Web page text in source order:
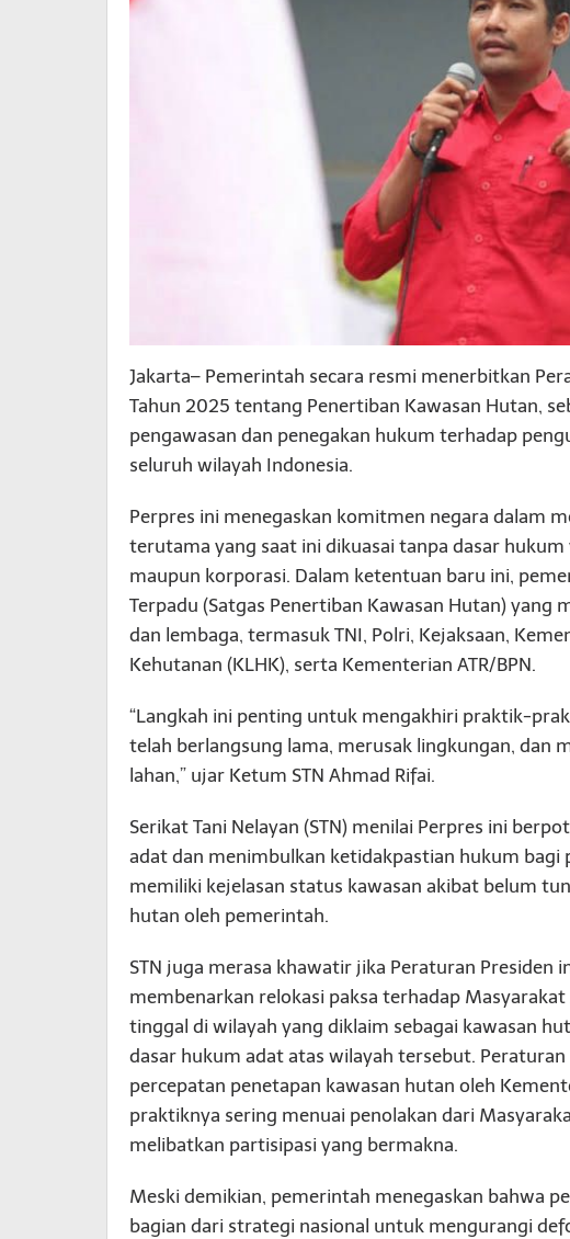
Jakarta– Pemerintah secara resmi menerbitkan
Tahun 2025 tentang Penertiban Kawasan Hutan,
pengawasan dan penegakan hukum terhadap
seluruh wilayah Indonesia.
Perpres ini menegaskan komitmen negara dalam
terutama yang saat ini dikuasai tanpa dasar hukum
maupun korporasi. Dalam ketentuan baru ini,
Terpadu (Satgas Penertiban Kawasan Hutan)
dan lembaga, termasuk TNI, Polri, Kejaksaan,
Kehutanan (KLHK), serta Kementerian ATR/BPN.
“Langkah ini penting untuk mengakhiri praktik-
telah berlangsung lama, merusak lingkungan, dan
lahan,” ujar Ketum STN Ahmad Rifai.
Serikat Tani Nelayan (STN) menilai Perpres ini
adat dan menimbulkan ketidakpastian hukum bagi
memiliki kejelasan status kawasan akibat belum
hutan oleh pemerintah.
STN juga merasa khawatir jika Peraturan
membenarkan relokasi paksa terhadap
tinggal di wilayah yang diklaim sebagai kawasan
dasar hukum adat atas wilayah tersebut.
percepatan penetapan kawasan hutan oleh
praktiknya sering menuai penolakan dari
melibatkan partisipasi yang bermakna.
Meski demikian, pemerintah menegaskan bahwa
bagian dari strategi nasional untuk mengurangi